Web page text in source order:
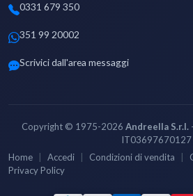
0331 679 350
351 99 20002
Scrivici dall'area messaggi
Copyright © 1975-2026 Andreella S.r.l.
IT03697670127
Home
Accedi Condizioni di vendita
Privacy Policy